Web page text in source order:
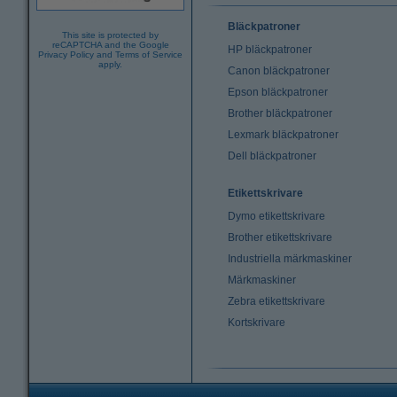
This site is protected by
reCAPTCHA and the Google
Privacy Policy and Terms of Service
apply.
Bläckpatroner
HP bläckpatroner
Canon bläckpatroner
Epson bläckpatroner
Brother bläckpatroner
Lexmark bläckpatroner
Dell bläckpatroner
Etikettskrivare
Dymo etikettskrivare
Brother etikettskrivare
Industriella märkmaskiner
Märkmaskiner
Zebra etikettskrivare
Kortskrivare